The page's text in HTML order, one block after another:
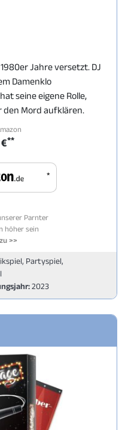
Jahre versetzt. DJ
Damenklo
seine eigene Rolle,
den Mord aufklären.
**
*
Parnter
höher sein
>>
Partyspiel,
2023